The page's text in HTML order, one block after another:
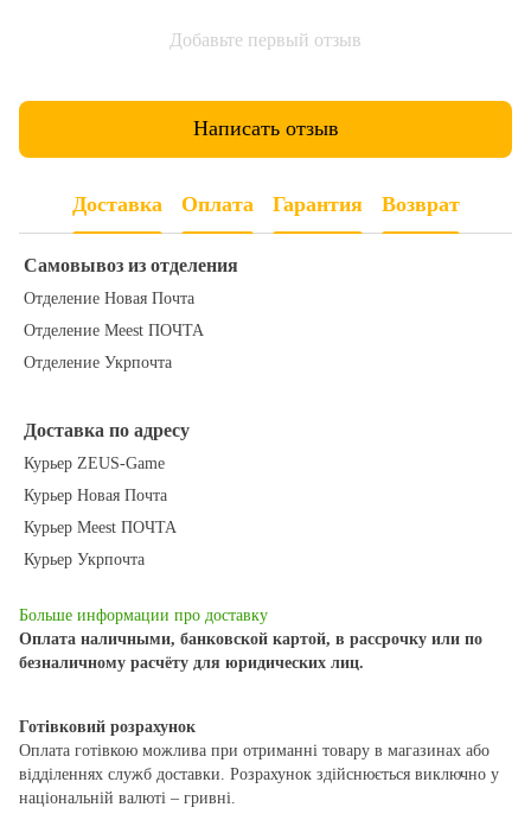
Добавьте первый отзыв
Написать отзыв
Доставка Оплата Гарантия Возврат
Самовывоз из отделения
Отделение Новая Почта
Отделение Meest ПОЧТА
Отделение Укрпочта
Доставка по адресу
Курьер ZEUS-Game
Курьер Новая Почта
Курьер Meest ПОЧТА
Курьер Укрпочта
Больше информации про доставку
Оплата наличными, банковской картой, в рассрочку или по
безналичному расчёту для юридических лиц.
Готівковий розрахунок
Оплата готівкою можлива при отриманні товару в магазинах або
відділеннях служб доставки. Розрахунок здійснюється виключно у
національній валюті – гривні.